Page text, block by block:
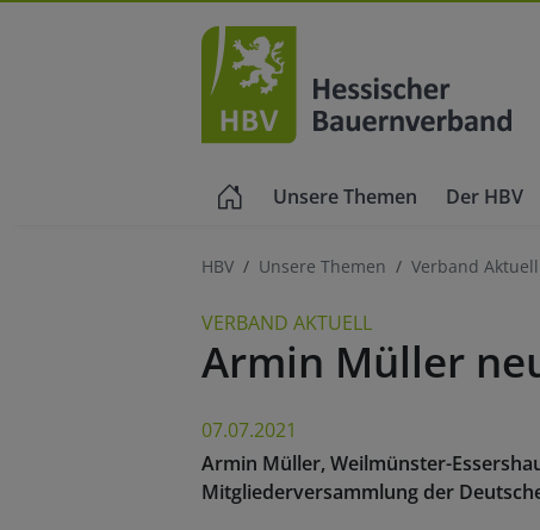
Unsere Themen Der HBV
HBV Unsere Themen Verband Aktuell
VERBAND AKTUELL
Armin Müller
07.07.2021
Armin Müller, Weilmünster-
Mitgliederversammlung der